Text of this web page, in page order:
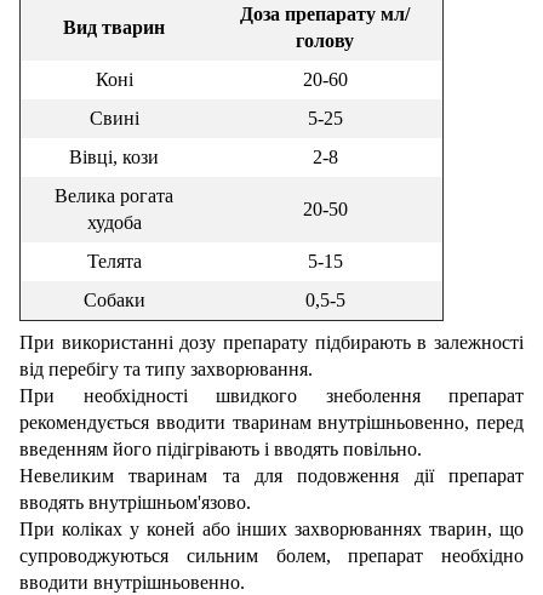
Вид тварин
Доза препарату мл/
голову
Коні
20-60
Свині
5-25
Вівці, кози
2-8
Велика рогата
худоба
20-50
Телята
5-15
Собаки
0,5-5
При використанні дозу препарату підбирають в залежності
від перебігу та типу захворювання.
При необхідності швидкого знеболення препарат
рекомендується вводити тваринам внутрішньовенно, перед
введенням його підігрівають і вводять повільно.
Невеликим тваринам та для подовження дії препарат
вводять внутрішньом'язово.
При коліках у коней або інших захворюваннях тварин, що
супроводжуються сильним болем, препарат необхідно
вводити внутрішньовенно.